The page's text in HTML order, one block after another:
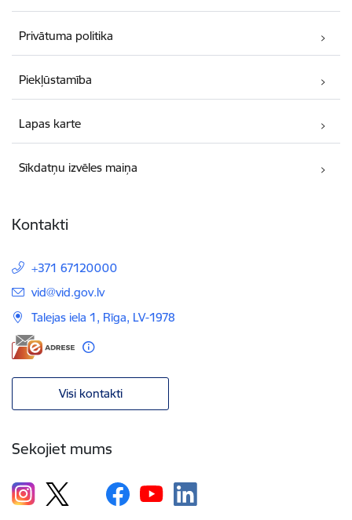
Privātuma politika
Piekļūstamība
Lapas karte
Sīkdatņu izvēles maiņa
Kontakti
+371 67120000
E-pasts:
vid@vid.gov.lv
Talejas iela 1, Rīga, LV-1978
Visi kontakti
Sekojiet mums